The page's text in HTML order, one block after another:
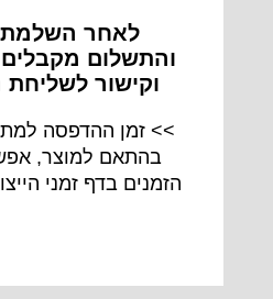
לאחר
והתשלום
וקישור לשליחת
>> זמן ההדפסה
בהתאם למוצר,
הזמניםבדף זמני